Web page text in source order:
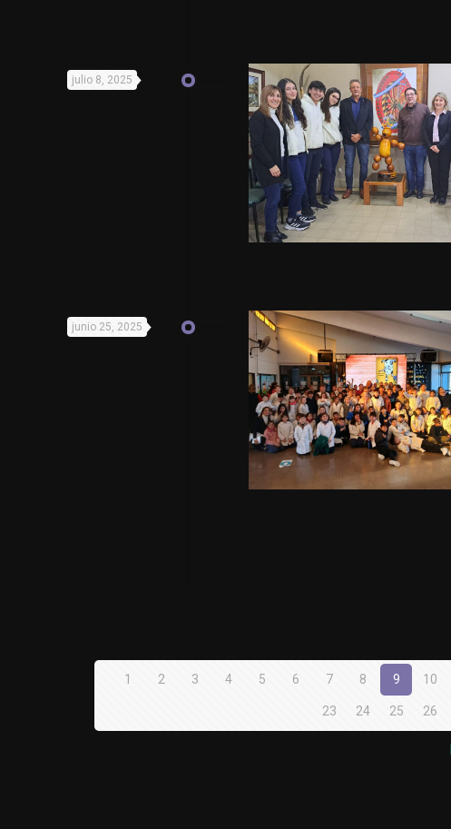
julio 8, 2025
junio 25, 2025
1 2 3 4 5 6 7 8 9 10
23 24 25 26